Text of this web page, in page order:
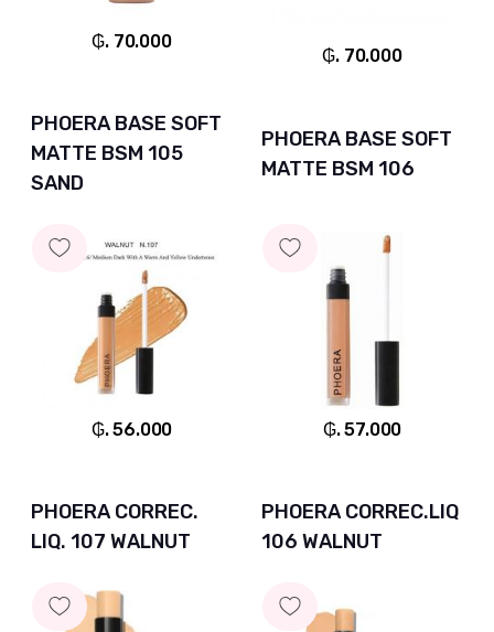
₲. 70.000
PHOERA BASE SOFT
MATTE BSM 105
SAND
₲. 70.000
PHOERA BASE SOFT
MATTE BSM 106
₲. 56.000
PHOERA CORREC.
LIQ. 107 WALNUT
₲. 57.000
PHOERA CORREC.LIQ
106 WALNUT